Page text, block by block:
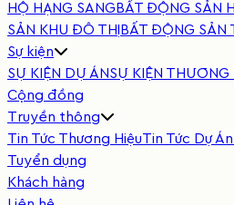
HỘ HẠNG SANG BẤT ĐỘNG SẢN
SẢN KHU ĐÔ THỊ BẤT ĐỘNG SẢN
Sự kiện
SỰ KIỆN DỰ ÁNSỰ KIỆN THƯƠNG
Cộng đồng
Truyền thông
Tin Tức Thương HiệuTin Tức Dự Án
Tuyển dụng
Khách hàng